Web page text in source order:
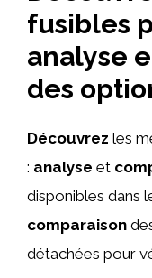
fusibles
analyse
des
Découvrez les
: analyse et
disponibles dans
comparaison
détachées pour